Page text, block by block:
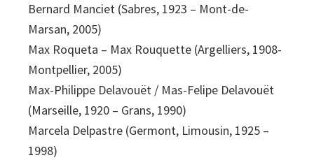
Bernard Manciet (Sabres, 1923 – Mont-de-
Marsan, 2005)
Max Roqueta – Max Rouquette (Argelliers, 1908-
Montpellier, 2005)
Max-Philippe Delavouët / Mas-Felipe Delavouët
(Marseille, 1920 – Grans, 1990)
Marcela Delpastre (Germont, Limousin, 1925 –
1998)